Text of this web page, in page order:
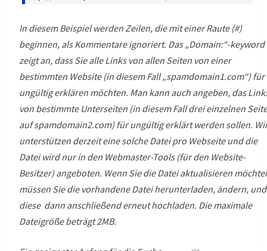
In diesem Beispiel werden Zeilen, die mit einer Raute (#)
beginnen, als Kommentare ignoriert. Das „Domain:“-keyword
zeigt an, dass Sie alle Links von allen Seiten von einer
bestimmten Website (in diesem Fall „spamdomain1.com“) für
ungültig erklären möchten. Man kann auch angeben, das
von bestimmte Unterseiten (in diesem Fall drei einzelnen
auf spamdomain2.com) für ungültig erklärt werden sollen.
unterstützen derzeit eine solche Datei pro Webseite und die
Datei wird nur in den Webmaster-Tools (für den Website-
Besitzer) angeboten. Wenn Sie die Datei aktualisieren
müssen Sie die vorhandene Datei herunterladen, ändern, und
diese dann anschließend erneut hochladen. Die maximale
Dateigröße beträgt 2MB.